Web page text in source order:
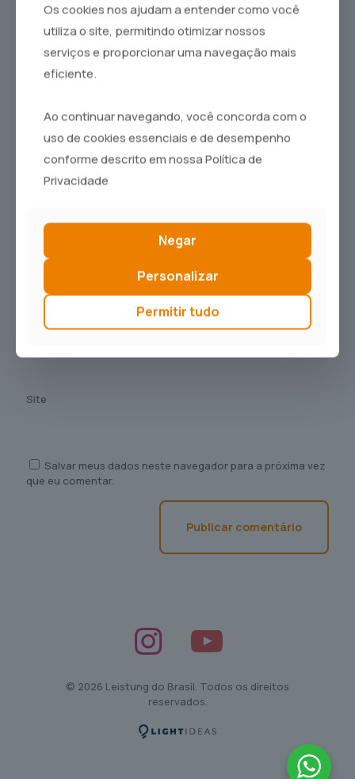
Deixe um comentário
O seu endereço de e-mail não será publicado.Campos
obrigatórios são marcados com
Nome
E-mail*
Site
Salvar meus dados neste navegador para a próxima vez
que eu comentar.
© 2026 Leistung do Brasil. Todos os direitos
reservados.
Os cookies nos ajudam a entender como você
utiliza o site, permitindo otimizar nossos
serviços e proporcionar uma navegação mais
eficiente.
Ao continuar navegando, você concorda com o
uso de cookies essenciais e de desempenho
conforme descrito em nossa Política de
Privacidade
Negar
Personalizar
Permitir tudo